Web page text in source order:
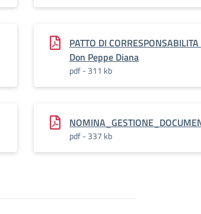
PATTO DI
Don Peppe Diana
pdf - 311 kb
pdf - 337 kb